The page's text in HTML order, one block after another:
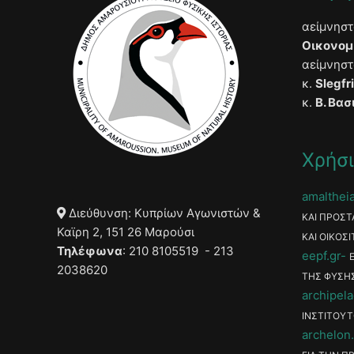
Διεύθυνση: Κυπρίων Αγωνιστών &
Καϊρη 2, 151 26 Μαρούσι
Τηλέφωνα: 210 8105519 - 213
2038620
κ.
κ. Β.
ΚΑΙ
ΚΑΙ
eepf.gr
ΤΗΣ